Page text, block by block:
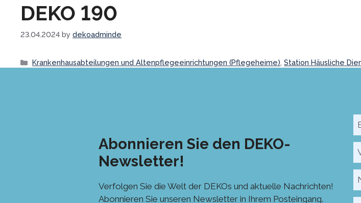
DEKO 190
23.04.2024 by dekoadminde
Categories
Krankenhausabteilungen und Altenpflegeeinrichtungen (Pflegeheime),Station Häusliche
Abonnieren Sie den DEKO-
Newsletter!
Verfolgen Sie die Welt der DEKOs und aktuelle Nachrichten!
Abonnieren Sie unseren Newsletter in Ihrem Posteingang.